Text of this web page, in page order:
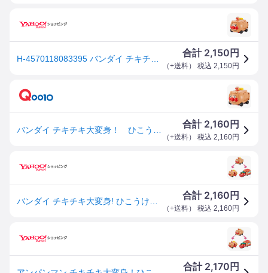
合計 2,150 円
（+送料） 税込 2,150円
合計 2,160 円
（+送料） 税込 2,160円
合計 2,160 円
（+送料） 税込 2,160円
合計 2,170 円